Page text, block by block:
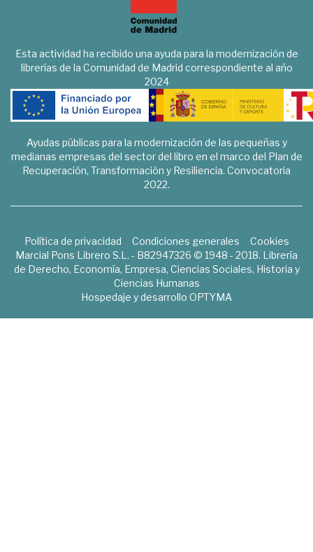
Esta actividad ha recibido una ayuda para la modernización de
librerías de la Comunidad de Madrid correspondiente al año
2024
Ayudas públicas para la modernización de las pequeñas y
medianas empresas del sector del libro en el marco del Plan de
Recuperación, Transformación y Resiliencia. Convocatoria
2022.
Política de privacidad Condiciones generales
Cookies
Marcial Pons Librero S.L. - B82947326 © 1948 - 2018. Librería
de Derecho, Economía, Empresa, Ciencias Sociales, Historia y
Ciencias Humanas
Hospedaje y desarrollo OPTYMA